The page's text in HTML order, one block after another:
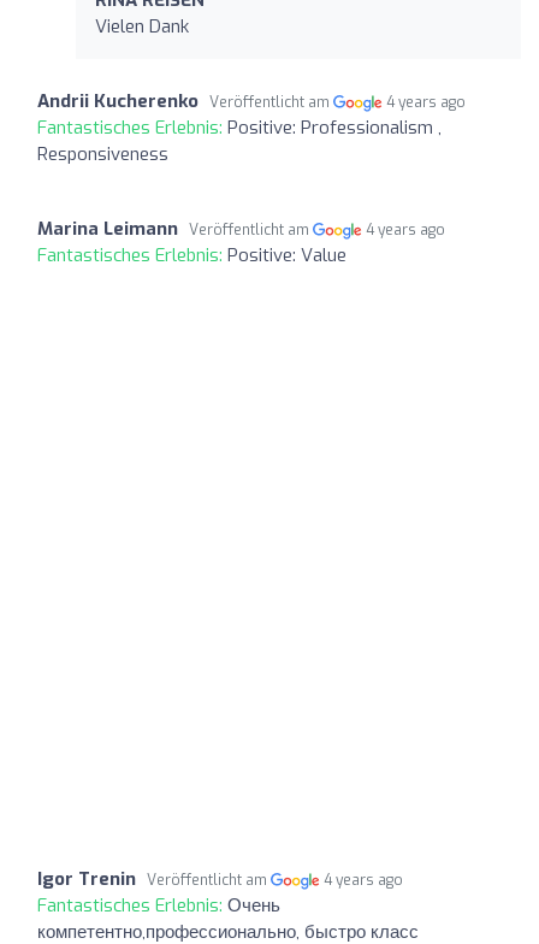
Vielen Dank
Andrii Kucherenko Veröffentlicht am 4 years ago
Fantastisches Erlebnis: Positive: Professionalism ,
Responsiveness
Marina Leimann Veröffentlicht am 4 years ago
Fantastisches Erlebnis: Positive: Value
Igor Trenin Veröffentlicht am 4 years ago
Fantastisches Erlebnis: Очень
компетентно,профессионально, быстро класс